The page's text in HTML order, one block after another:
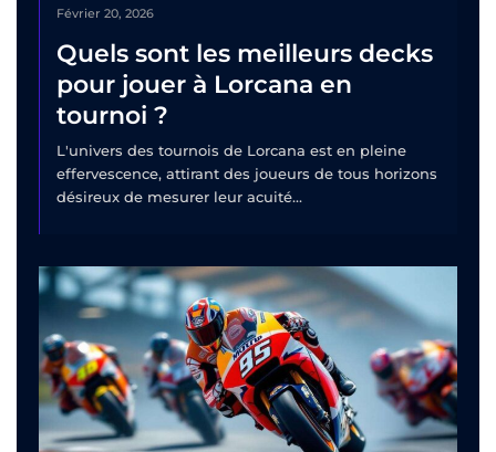
Février 20, 2026
Quels sont les meilleurs decks
pour jouer à Lorcana en
tournoi ?
L'univers des tournois de Lorcana est en pleine
effervescence, attirant des joueurs de tous horizons
désireux de mesurer leur acuité...